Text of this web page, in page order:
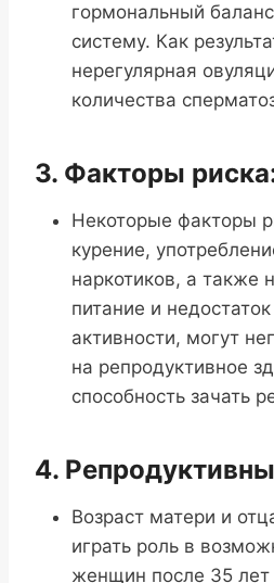
гормональный
систему. Как
нерегулярная
количества
3. Факторы
Некоторые факторы
курение,
наркотиков, а также
питание и
активности, могут
на репродуктивное
способность зачать
4.
Возраст матери и
играть роль в
женщин после 35 лет